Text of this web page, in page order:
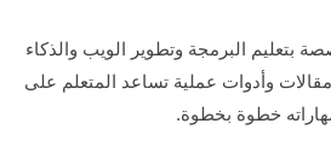
بتعليم البرمجة وتطوير الويب والذكاء
وأدوات عملية تساعد المتعلم على
خطوة بخطوة.